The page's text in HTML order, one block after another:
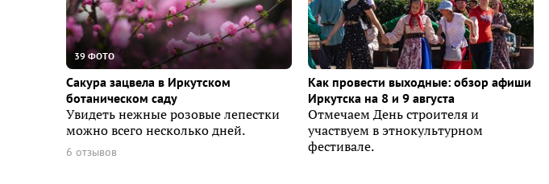
39 ФОТО
Сакура зацвела в Иркутском
ботаническом саду
Увидеть нежные розовые лепестки
можно всего несколько дней.
6 отзывов
Как провести выходные: обзор афиши
Иркутска на 8 и 9 августа
Отмечаем День строителя и
участвуем в этнокультурном
фестивале.